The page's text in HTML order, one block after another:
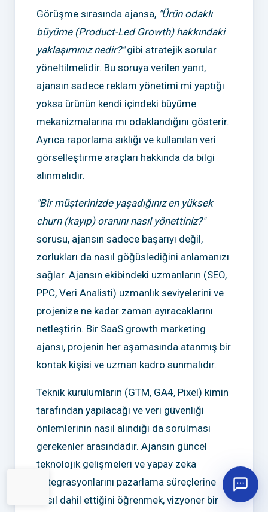
Görüşme sırasında ajansa, "Ürün odaklı
büyüme (Product-Led Growth) hakkındaki
yaklaşımınız nedir?"gibi stratejik sorular
yöneltilmelidir. Bu soruya verilen yanıt,
ajansın sadece reklam yönetimi mi yaptığı
yoksa ürünün kendi içindeki büyüme
mekanizmalarına mı odaklandığını gösterir.
Ayrıca raporlama sıklığı ve kullanılan veri
görselleştirme araçları hakkında da bilgi
alınmalıdır.
"Bir müşterinizde yaşadığınız en yüksek
churn (kayıp) oranını nasıl yönettiniz?"
sorusu, ajansın sadece başarıyı değil,
zorlukları da nasıl göğüslediğini anlamanızı
sağlar. Ajansın ekibindeki uzmanların (SEO,
PPC, Veri Analisti) uzmanlık seviyelerini ve
projenize ne kadar zaman ayıracaklarını
netleştirin. Bir SaaS growth marketing
ajansı, projenin her aşamasında atanmış bir
kontak kişisi ve uzman kadro sunmalıdır.
Teknik kurulumların (GTM, GA4, Pixel) kimin
tarafından yapılacağı ve veri güvenliği
önlemlerinin nasıl alındığı da sorulması
gerekenler arasındadır. Ajansın güncel
teknolojik gelişmeleri ve yapay zeka
entegrasyonlarını pazarlama süreçlerine
nasıl dahil ettiğini öğrenmek, vizyoner bir